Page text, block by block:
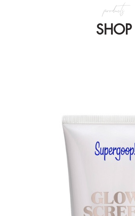
SHOP
products